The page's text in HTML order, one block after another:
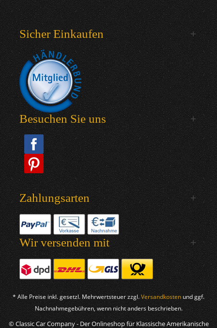
Sicher Einkaufen
Besuchen Sie uns
Zahlungsarten
Wir versenden mit
* Alle Preise inkl. gesetzl. Mehrwertsteuer zzgl.Versandkosten und ggf.
Nachnahmegebühren, wenn nicht anders beschrieben.
© Classic Car Company - Der Onlineshop für Klassische Amerikanische